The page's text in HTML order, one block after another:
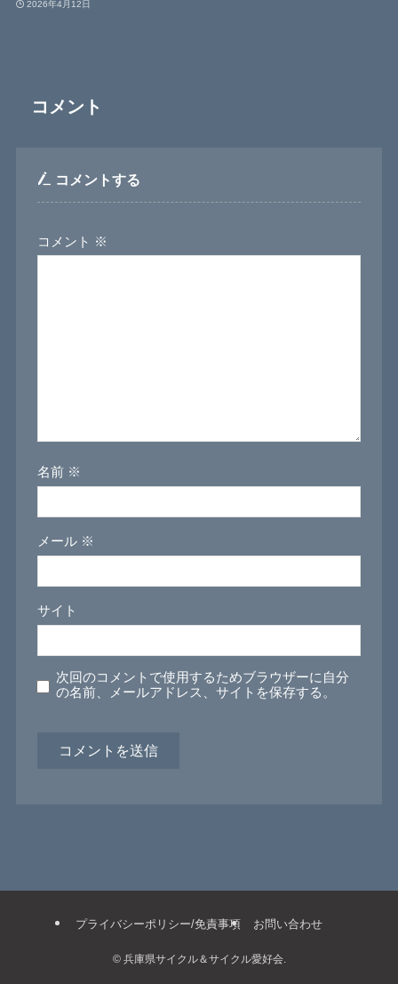
2026年4月12日
コメント
コメントする
コメント ※
名前 ※
メール ※
サイト
次回のコメントで使用するためブラウザーに自分
の名前、メールアドレス、サイトを保存する。
プライバシーポリシー/免責事項 お問い合わせ
©兵庫県サイクル＆サイクル愛好会.